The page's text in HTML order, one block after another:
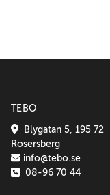
TEBO
Blygatan 5, 195 72
Rosersberg
info@tebo.se
08-96 70 44